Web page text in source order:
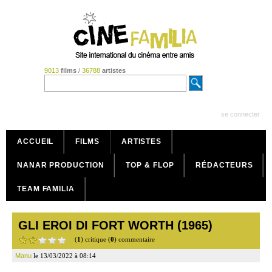
9013 films/ 36788 artistes
se connecter
ACCUEIL FILMS ARTISTES
NANAR PRODUCTION TOP & FLOP RÉDACTEURS
TEAM FAMILIA
GLI EROI DI FORT WORTH (1965)
(1) critique (0) commentaire
Manu le 13/03/2022 à 08:14